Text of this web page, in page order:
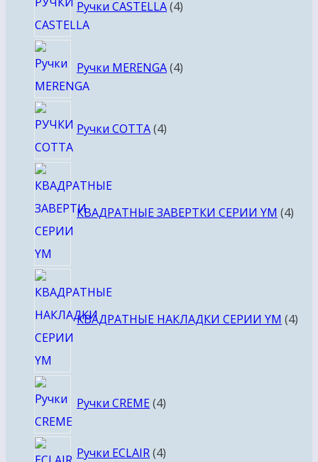
Ручки CASTELLA 4товара
Ручки MERENGA 4товара
Ручки COTTA 4товара
КВАДРАТНЫЕ ЗАВЕРТКИ СЕРИИ YM 4
КВАДРАТНЫЕ НАКЛАДКИ СЕРИИ YM 4
Ручки CREME 4товара
Ручки ECLAIR 44